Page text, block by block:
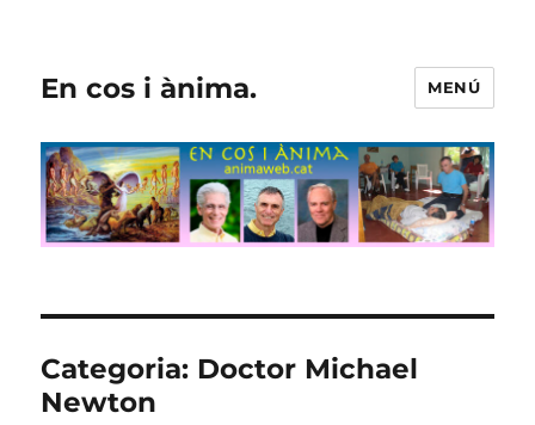
En cos i ànima. MENÚ
Categoria: Doctor Michael
Newton